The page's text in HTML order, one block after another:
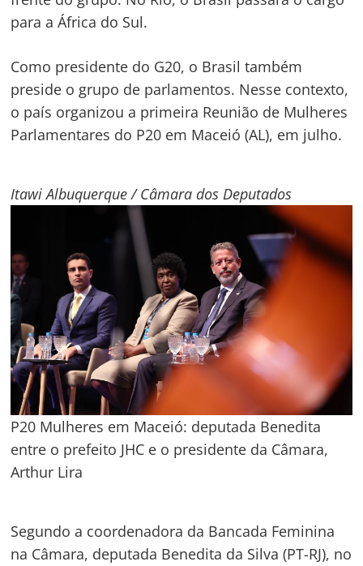
para a África do Sul.
Como presidente do G20, o Brasil também
preside o grupo de parlamentos. Nesse contexto,
o país organizou a primeira Reunião de Mulheres
Parlamentares do P20 em Maceió (AL), em julho.
Itawi Albuquerque / Câmara dos Deputados
P20 Mulheres em Maceió: deputada Benedita
entre o prefeito JHC e o presidente da Câmara,
Arthur Lira
Segundo a coordenadora da Bancada Feminina
na Câmara, deputada Benedita da Silva (PT-RJ), no
Navegação
Post